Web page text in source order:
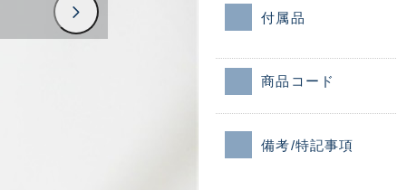
付属品
商品コード
備考/特記事項